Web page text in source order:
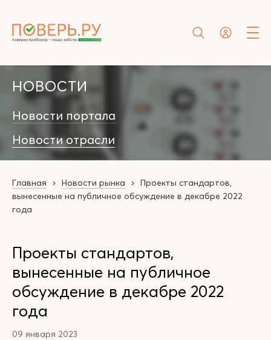
НОВОСТИ
Новости портала
Новости отрасли
Главная Новости рынка
Проекты стандартов,
вынесенные на публичное обсуждение в декабре 2022
года
Проекты стандартов,
вынесенные на публичное
обсуждение в декабре 2022
года
09 января 2023